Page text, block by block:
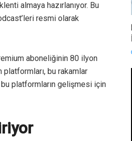
almaya hazırlanıyor. Bu
resmi olarak
aboneliğinin 80 ilyon
platformları, bu rakamlar
platformların gelişmesi için